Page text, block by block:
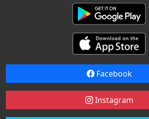
Facebook
Instagram